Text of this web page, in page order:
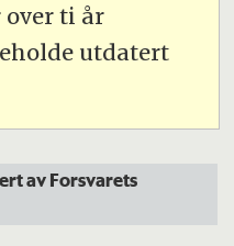
ti år
utdatert
av Forsvarets